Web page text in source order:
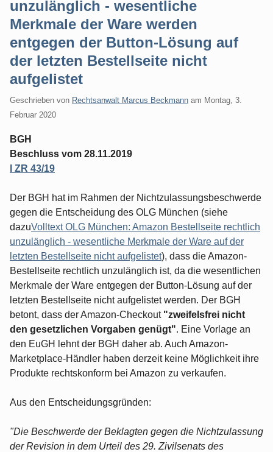
unzulänglich - wesentliche
Merkmale der Ware werden
entgegen der Button-Lösung auf
der letzten Bestellseite nicht
aufgelistet
Geschrieben von Rechtsanwalt Marcus Beckmann am Montag, 3.
Februar 2020
BGH
Beschluss vom 28.11.2019
I ZR 43/19
Der BGH hat im Rahmen der Nichtzulassungsbeschwerde
gegen die Entscheidung des OLG München (siehe
dazuVolltext OLG München: Amazon Bestellseite rechtlich
unzulänglich - wesentliche Merkmale der Ware auf der
letzten Bestellseite nicht aufgelistet), dass die Amazon-
Bestellseite rechtlich unzulänglich ist, da die wesentlichen
Merkmale der Ware entgegen der Button-Lösung auf der
letzten Bestellseite nicht aufgelistet werden. Der BGH
betont, dass der Amazon-Checkout "zweifelsfrei nicht
den gesetzlichen Vorgaben genügt". Eine Vorlage an
den EuGH lehnt der BGH daher ab. Auch Amazon-
Marketplace-Händler haben derzeit keine Möglichkeit ihre
Produkte rechtskonform bei Amazon zu verkaufen.
Aus den Entscheidungsgründen:
"Die Beschwerde der Beklagten gegen die Nichtzulassung
der Revision in dem Urteil des 29. Zivilsenats des